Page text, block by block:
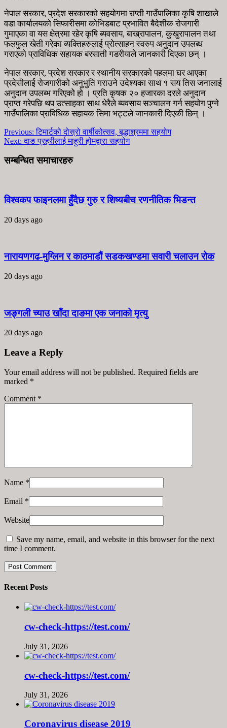
नेपाल सरकार, प्रदेश सरकारको सहयोगमा राप्ती गाउँपालिका कृषि शाखाले
वडा कार्यालयको सिफारीसमा कोभिडबाट प्रभावित बैदेशीक रोजगारी
गुमाएका वा यस क्षेत्रमा रहेर कृषि ब्यवसाय, बाख्रापालन, कुखुरापालन तथा
फलफुल खेती गरेका व्यक्तिहरुलाई प्रोत्साहन स्वरुप अनुदान उपलब्ध
गराएको प्राविधिक सहायक बरसाती गडरीयाले जानकारी दिएका छन् ।
नेपाल सरकार, प्रदेश सरकार र स्थानीय सरकारको पहलमा घर आएका
प्रदेसीलाई रोजगारीको अनुभुति गराउने उदेश्यका साथ १ सय तिस जनालाई
अनुदान उपलब्भ गरिएकोे हो । प्रति कृषक २० हजारका दरले अनुदान
प्राप्त गरेपछि थप उत्साहका साथ धेरैले ब्यवसाय सञ्चालन गर्न सहयोग पुग्ने
गाउँपालिका प्राविधिक सहायक सिमा भट्टले जानकारी दिएकी छिन् ।
Previous: टिमार्टको दोस्रो वार्षीकोत्सव, बृद्धाश्रममा सहयोग
Next: दाङ प्रहरीलाई माहुरी होमद्वारा सहयोग
सम्बन्धित समाचारहरु
विश्वकप फाइनलमा हुँदैछ गुरु र शिष्यबीच रणनीतिक भिडन्त
20 days ago
नारायणगढ-मुग्लिन र काठमाडौं सडकखण्डमा सवारी चलाउन रोक
20 days ago
जङ्गली च्याउ खाँदा दाङमा एक जनाको मृत्यु
20 days ago
Leave a Reply
Your email address will not be published. Required fields are
marked *
Comment *
Name *
Email *
Website
Save my name, email, and website in this browser for the next
time I comment.
Recent Posts
cw-check-https://test.com/
July 31, 2026
cw-check-https://test.com/
July 31, 2026
Coronavirus disease 2019